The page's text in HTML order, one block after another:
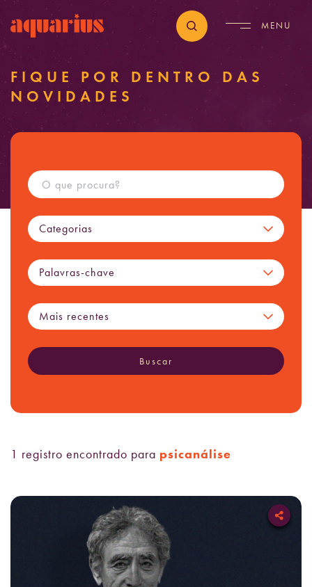
FIQUE POR DENTRO DAS
NOVIDADES
Categorias
Palavras-chave
Mais recentes
Buscar
1 registro encontrado para psicanálise